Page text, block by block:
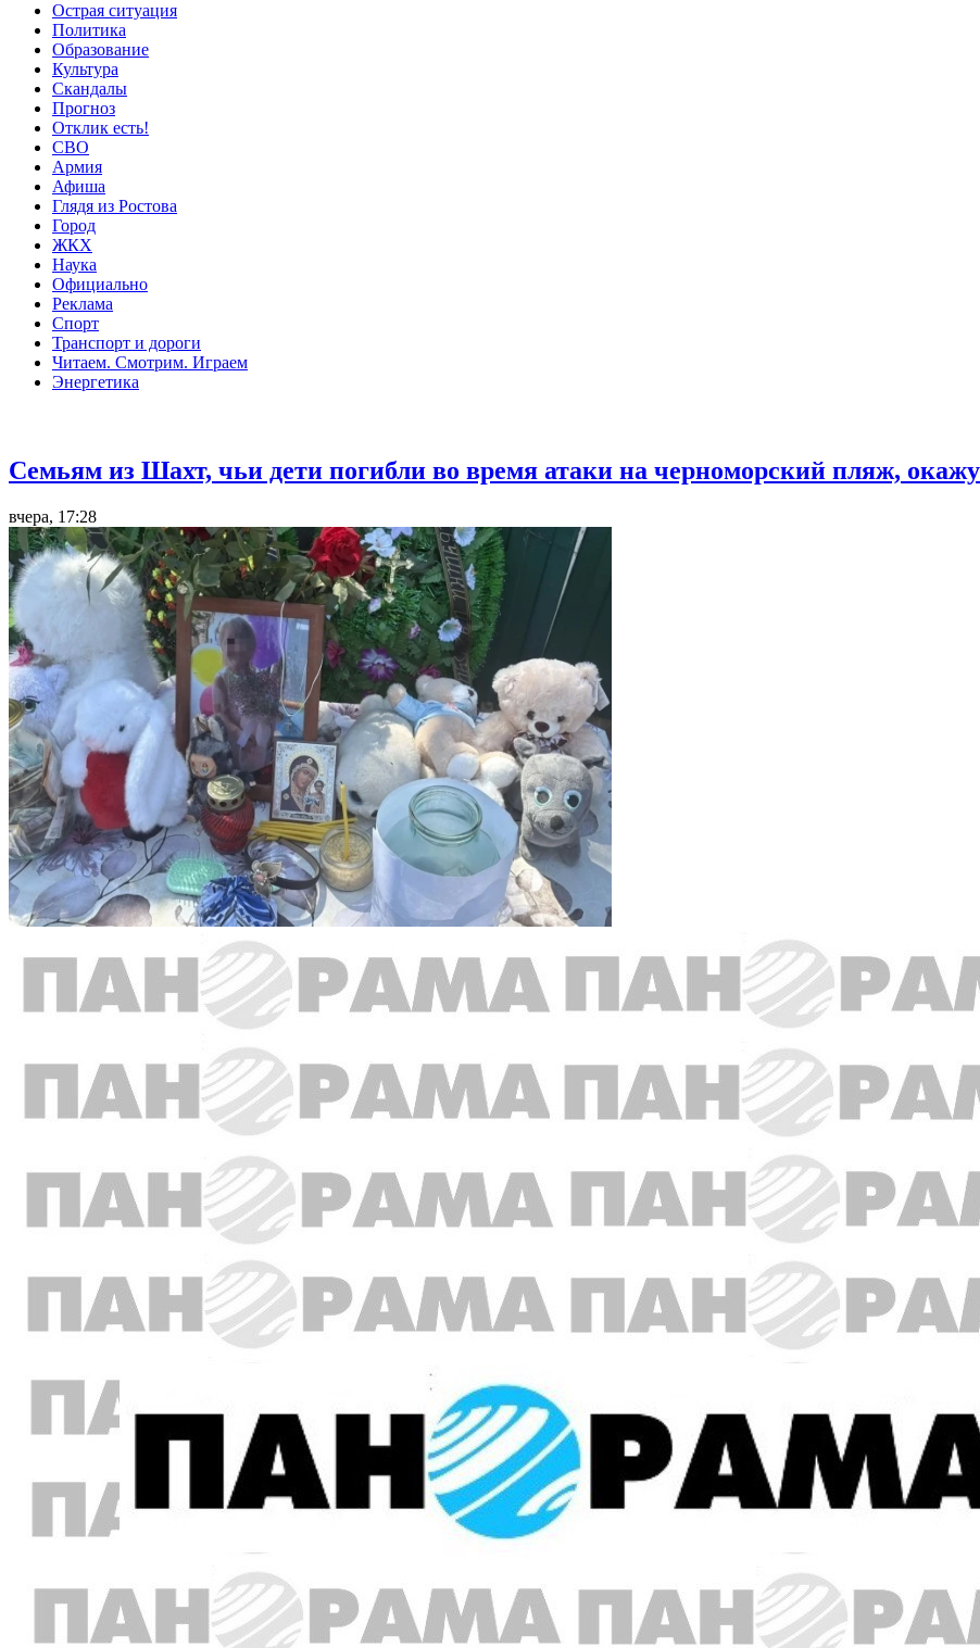
Острая ситуация
Политика
Образование
Культура
Скандалы
Прогноз
Отклик есть!
СВО
Армия
Афиша
Глядя из Ростова
Город
ЖКХ
Наука
Официально
Реклама
Спорт
Транспорт и дороги
Читаем. Смотрим. Играем
Энергетика
Семьям из Шахт, чьи дети погибли во время атаки на черноморский пляж,
вчера, 17:28